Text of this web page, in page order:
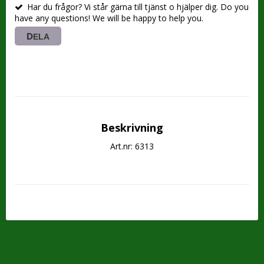
Har du frågor? Vi står gärna till tjänst o hjälper dig. Do you
have any questions! We will be happy to help you.
DELA
Beskrivning
Art.nr: 6313